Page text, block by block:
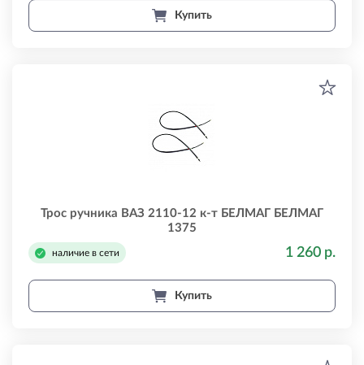
Купить
Трос ручника ВАЗ 2110-12 к-т БЕЛМАГ БЕЛМАГ
1375
наличие в сети 1 260 р.
Купить